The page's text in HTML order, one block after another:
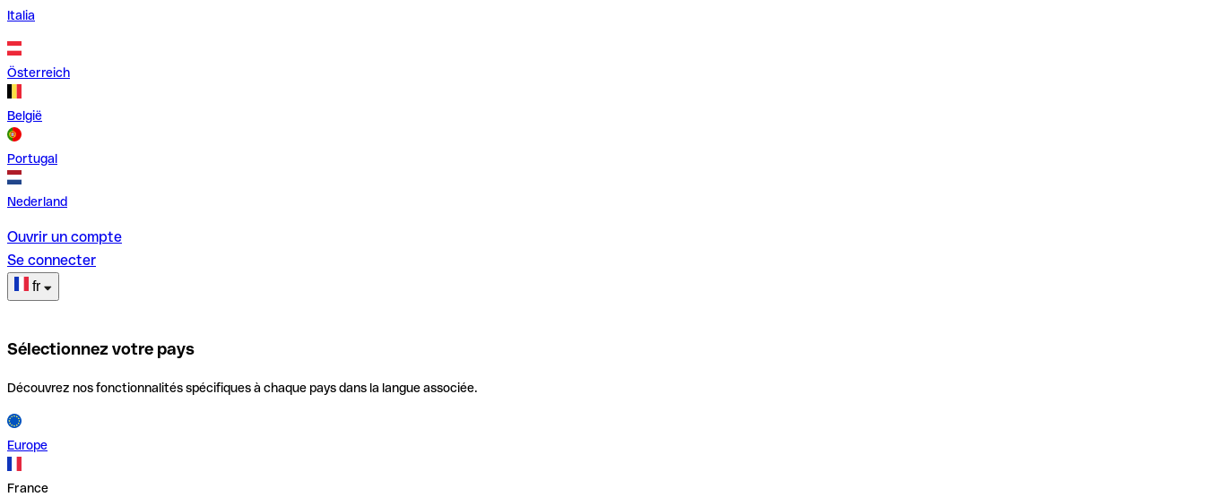
Italia
Österreich
België
Portugal
Nederland
Ouvrir un compte
Se connecter
fr
Sélectionnez votre pays
Découvrez nos fonctionnalités spécifiques à chaque pays dans la langue associée.
Europe
France